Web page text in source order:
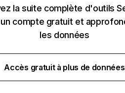
la suite complète d'outils
compte gratuit et
les données
Accès gratuit à plus de données